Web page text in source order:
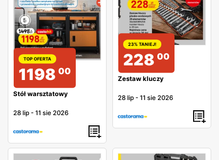
TOP OFERTA
1198 00
Stół warsztatowy
28 lip -11 sie 2026
23% TANIEJ!
228 00
Zestaw kluczy
28 lip -11 sie 2026